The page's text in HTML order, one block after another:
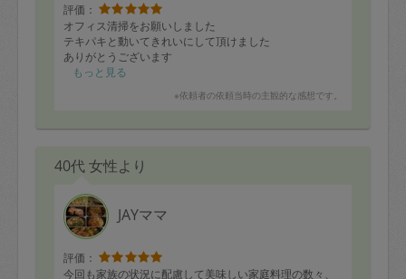
評価：
オフィス清掃をお願いしました
テキパキと動いてきれいにして頂けました
ありがとうございます
もっと見る
※依頼者の依頼当時の主観的な感想です。
40代 女性より
JAYママ
評価：
今回も家族の状況に配慮して美味しい家庭料理の数々、